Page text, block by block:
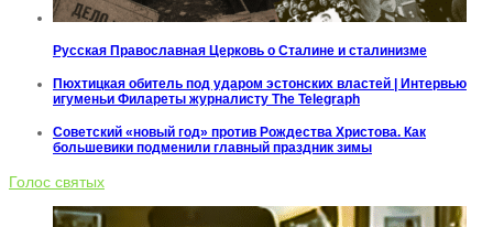
Русская Православная Церковь о Сталине и сталинизме
Пюхтицкая обитель под ударом эстонских властей | Интервью
игуменьи Филареты журналисту The Telegraph
Советский «новый год» против Рождества Христова. Как
большевики подменили главный праздник зимы
Голос святых